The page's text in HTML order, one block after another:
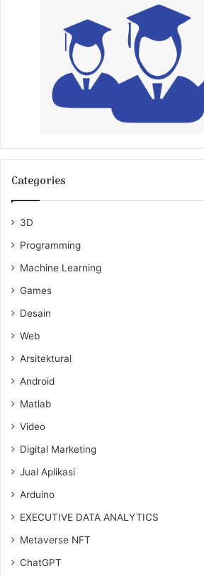
Categories
3D
Programming
Machine Learning
Games
Desain
Web
Arsitektural
Android
Matlab
Video
Digital Marketing
Jual Aplikasi
Arduino
EXECUTIVE DATA ANALYTICS
Metaverse NFT
ChatGPT